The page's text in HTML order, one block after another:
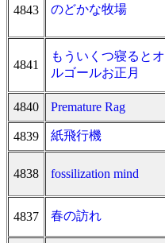
4843 のどかな牧場
4841
もういくつ寝るとオ
ルゴールお正月
4840 Premature Rag
4839 紙飛行機
4838 fossilization mind
4837 春の訪れ